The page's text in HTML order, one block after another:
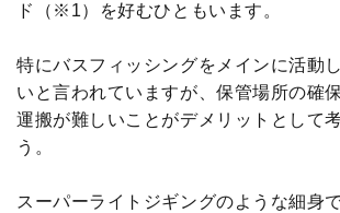
ド（※1）を好むひともいます。
特にバスフィッシングをメインに活動
いと言われていますが、保管場所の確
運搬が難しいことがデメリットとして
う。
スーパーライトジギングのような細身